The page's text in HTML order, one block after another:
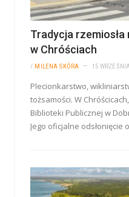
Tradycja
w Chróściach
/ MILENA SKÓRA 15
Plecionkarstwo,
tożsamości. W
Biblioteki Publicznej w
Jego oficjalne odsłonięcie